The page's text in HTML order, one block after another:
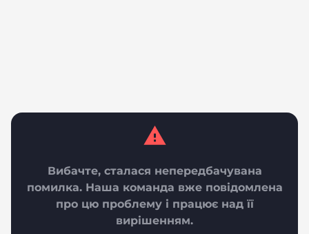
Вибачте, сталася непередбачувана
помилка. Наша команда вже повідомлена
про цю проблему і працює над її
вирішенням.